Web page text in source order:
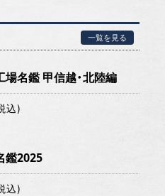
一覧を見る
場名鑑 甲信越・北陸編
込)
鑑2025
込)